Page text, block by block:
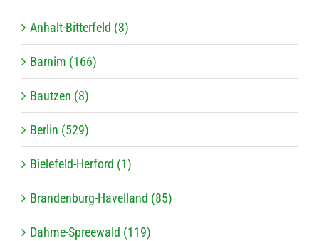
Anhalt-Bitterfeld (3)
Barnim (166)
Bautzen (8)
Berlin (529)
Bielefeld-Herford (1)
Brandenburg-Havelland (85)
Dahme-Spreewald (119)